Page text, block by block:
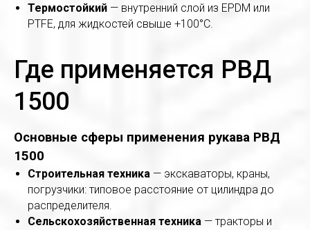
Термостойкий — внутренний слой из EPDM или
PTFE, для жидкостей свыше +100°С.
Где применяется РВД
1500
Основные сферы применения рукава РВД
1500
Строительная техника — экскаваторы, краны,
погрузчики: типовое расстояние от цилиндра до
распределителя.
Сельскохозяйственная техника — тракторы и